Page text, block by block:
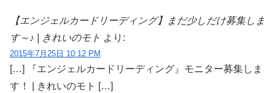
【エンジェルカードリーディング】まだ少しだけ募集しま
す～♪ | きれいのモト より:
2015年7月25日 10:12 PM
[…] 『エンジェルカードリーディング』モニター募集しま
す！ | きれいのモト […]